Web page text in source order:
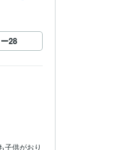
28
子供がおり